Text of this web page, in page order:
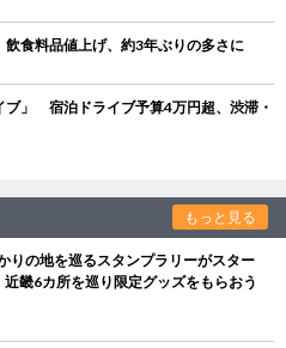
食料品値上げ、約3年ぶりの多さに
ブ」 宿泊ドライブ予算4万円超、渋滞・
もっと見る
りの地を巡るスタンプラリーがスター
畿6カ所を巡り限定グッズをもらおう